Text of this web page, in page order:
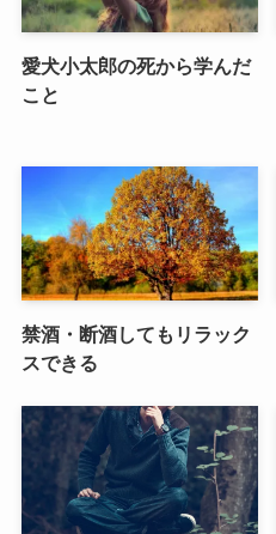
愛犬小太郎の死から学んだ
こと
禁酒・断酒してもリラック
スできる